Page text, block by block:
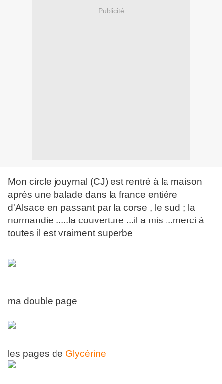
Publicité
Mon circle jouyrnal (CJ) est rentré à la maison
après une balade dans la france entière
d'Alsace en passant par la corse , le sud ; la
normandie .....la couverture ...il a mis ...merci à
toutes il est vraiment superbe
ma double page
les pages de Glycérine